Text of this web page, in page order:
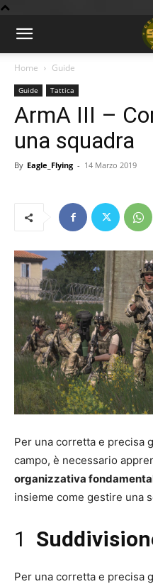
BLOG
9GU
Home Guide
Guide Tattica
ArmA III –
una squadra
By Eagle_Flying - 14 Marzo 2019
Per una corretta e precisa
campo, è necessario
organizzativa
insieme come gestire una
1
Per una corretta e precisa